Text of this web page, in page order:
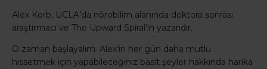
Alex Korb, UCLA’da nörobilim alanında doktora sonrası
araştırmacı ve The Upward Spiral’in yazarıdır.
O zaman başlayalım. Alex’in her gün daha mutlu
hissetmek için yapabileceğiniz basit şeyler hakkında harika